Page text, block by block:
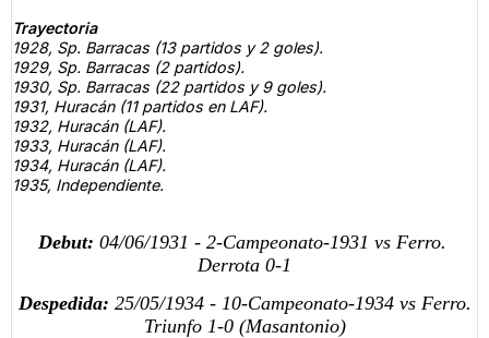
Trayectoria
1928, Sp. Barracas (13 partidos y 2 goles).
1929, Sp. Barracas (2 partidos).
1930, Sp. Barracas (22 partidos y 9 goles).
1931, Huracán (11 partidos en LAF).
1932, Huracán (LAF).
1933, Huracán (LAF).
1934, Huracán (LAF).
1935, Independiente.
Debut: 04/06/1931 - 2-Campeonato-1931 vs Ferro.
Derrota 0-1
Despedida: 25/05/1934 - 10-Campeonato-1934 vs Ferro.
Triunfo 1-0 (Masantonio)